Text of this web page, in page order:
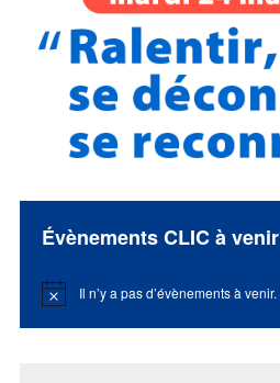
Évènements CLIC à venir
Notice Il n’y a pas d’évènements à venir.